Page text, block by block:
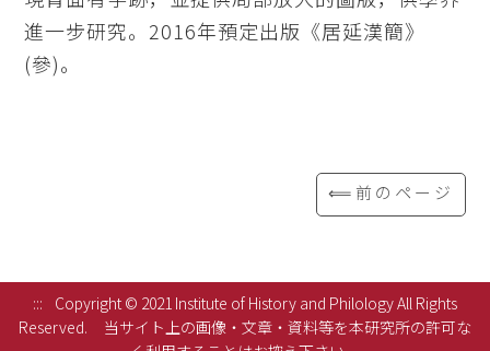
進一步研究。2016年預定出版《居延漢簡》
(參)。
⟸前のページ
:::
Copyright © 2021 Institute of History and Philology All Rights
Reserved.
当サイト上の画像・文章・資料等を本研究所の許可な